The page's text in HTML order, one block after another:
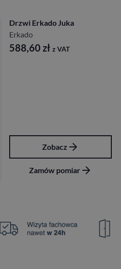
Drzwi Erkado Juka
Erkado
588,60 zł z VAT
Zobacz
Zamów pomiar